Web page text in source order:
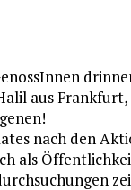
aus
nach den
als